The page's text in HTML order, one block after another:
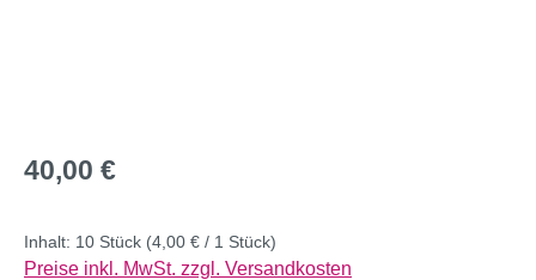
Regulärer Preis:
40,00 €
Inhalt: 10 Stück (4,00 € / 1 Stück)
Preise inkl. MwSt. zzgl. Versandkosten